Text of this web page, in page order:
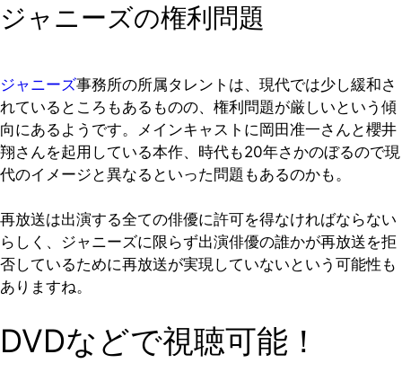
ジャニーズの権利問題
ジャニーズ事務所の所属タレントは、現代では少し緩和さ
れているところもあるものの、権利問題が厳しいという傾
向にあるようです。メインキャストに岡田准一さんと櫻井
翔さんを起用している本作、時代も20年さかのぼるので現
代のイメージと異なるといった問題もあるのかも。
再放送は出演する全ての俳優に許可を得なければならない
らしく、ジャニーズに限らず出演俳優の誰かが再放送を拒
否しているために再放送が実現していないという可能性も
ありますね。
DVDなどで視聴可能！